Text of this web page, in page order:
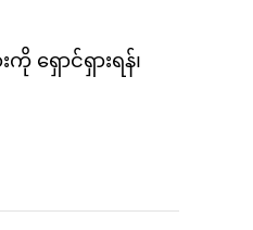
ရှောင်ရှားရန်၊